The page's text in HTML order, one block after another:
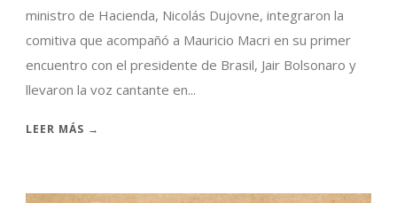
ministro de Hacienda, Nicolás Dujovne, integraron la
comitiva que acompañó a Mauricio Macri en su primer
encuentro con el presidente de Brasil, Jair Bolsonaro y
llevaron la voz cantante en...
LEER MÁS →